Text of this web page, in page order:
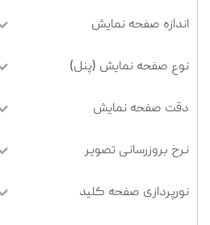
اندازه صفحه نمایش
نوع صفحه نمایش (پنل)
دقت صفحه نمایش
نرخ بروزرسانی تصویر
نورپردازی صفحه کلید